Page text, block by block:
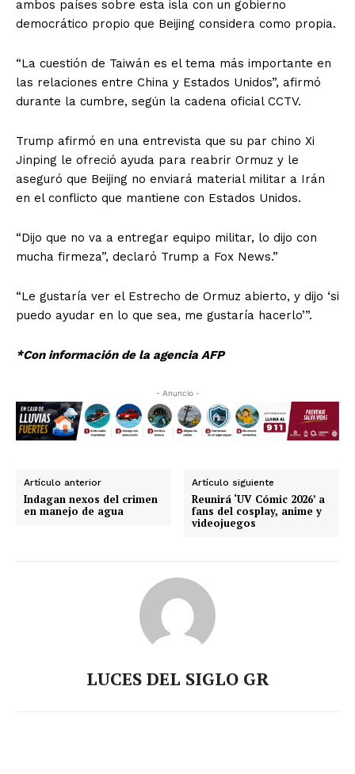
ambos países sobre esta isla con un gobierno
democrático propio que Beijing considera como propia.
“La cuestión de Taiwán es el tema más importante en
las relaciones entre China y Estados Unidos”, afirmó
durante la cumbre, según la cadena oficial CCTV.
Trump afirmó en una entrevista que su par chino Xi
Jinping le ofreció ayuda para reabrir Ormuz y le
aseguró que Beijing no enviará material militar a Irán
en el conflicto que mantiene con Estados Unidos.
“Dijo que no va a entregar equipo militar, lo dijo con
mucha firmeza”, declaró Trump a Fox News.”
“Le gustaría ver el Estrecho de Ormuz abierto, y dijo ‘si
puedo ayudar en lo que sea, me gustaría hacerlo’”.
*Con información de la agencia AFP
- Anuncio -
Artículo anterior
Indagan nexos del crimen
en manejo de agua
Artículo siguiente
Reunirá ‘UV Cómic 2026’ a
fans del cosplay, anime y
videojuegos
LUCES DEL SIGLO GR